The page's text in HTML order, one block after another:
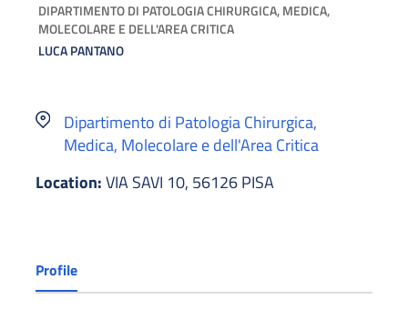
DIPARTIMENTO DI PATOLOGIA CHIRURGICA, MEDICA,
MOLECOLARE E DELL'AREA CRITICA
LUCA PANTANO
Dipartimento di Patologia Chirurgica,
Medica, Molecolare e dell'Area Critica
Location:VIA SAVI 10, 56126 PISA
Profile